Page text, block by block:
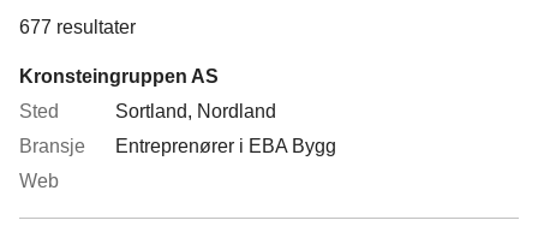
677 resultater
Kronsteingruppen AS
Sortland, Nordland
Entreprenører i EBA Bygg